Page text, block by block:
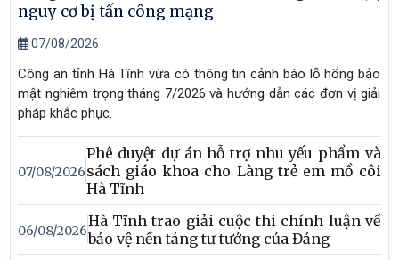
nguy cơ bị tấn công mạng
07/08/2026
Công an tỉnh Hà Tĩnh vừa có thông tin cảnh báo lỗ hổng bảo
mật nghiêm trọng tháng 7/2026 và hướng dẫn các đơn vị giải
pháp khắc phục.
07/08/2026
Phê duyệt dự án hỗ trợ nhu yếu phẩm và
sách giáo khoa cho Làng trẻ em mồ côi
Hà Tĩnh
06/08/2026
Hà Tĩnh trao giải cuộc thi chính luận về
bảo vệ nền tảng tư tưởng của Đảng